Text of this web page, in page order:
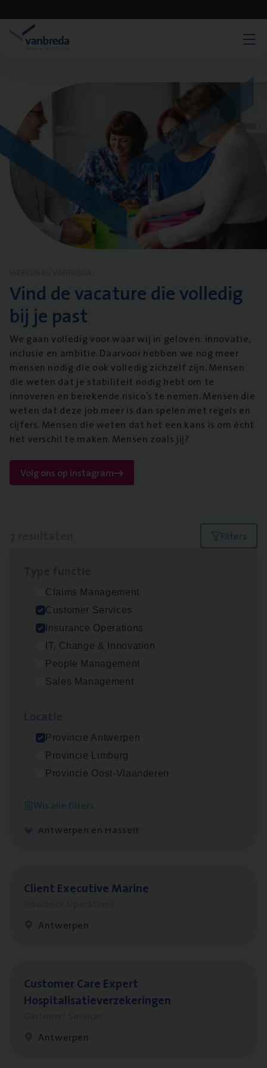
Vind de vacature die volledig
bij je past
We gaan volledig voor waar wij in geloven: innovatie,
inclusie en ambitie. Daarvoor hebben we nog meer
mensen nodig die ook volledig zichzelf zijn. Mensen
die weten dat je stabiliteit nodig hebt om te
innoveren en berekende risico’s te nemen. Mensen die
weten dat deze job meer is dan spelen met regels en
cijfers. Mensen die weten dat het een kans is om écht
het verschil te maken. Mensen zoals jij?
Volg ons op instagram
Filters
Claims Management
Customer Services
Insurance Operations
IT, Change & Innovation
People Management
Sales Management
Provincie Antwerpen
Provincie Limburg
Provincie Oost-Vlaanderen
Wis alle filters
Dos­sier­be­heer­der Gewaar­borgd Inkomen
Insurance Operations
Antwerpen
Dos­sier­be­heer­der Onder­ne­min­gen Van­b­
Mechelen
Insurance Operations
Antwerpen en Hasselt
Client Exe­cu­ti­ve Marine
Antwerpen
Cus­to­mer Care Expert
Hospitalisatieverzekeringen
Antwerpen